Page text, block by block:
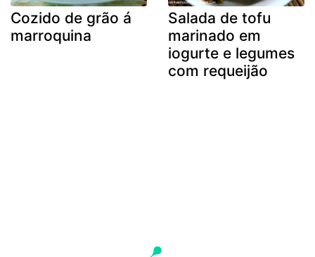
Cozido de grão á
marroquina
Salada de tofu
marinado em
iogurte e legumes
com requeijão